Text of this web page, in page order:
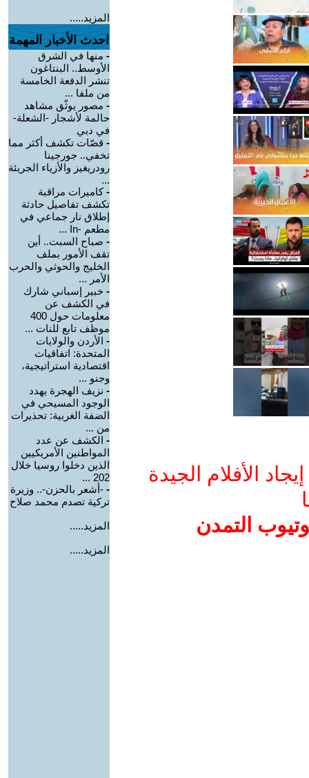
الأفلام الجيدة
التمدن
المزيد.....
احدث الأخبار المهمة
- منها في الشرق
الأوسط.. البنتاغون
تنشر الدفعة الخامسة
من ملفا ...
- مصور يوثّق مشاهد
حالمة لأشجار -الشعلة-
في دبي
- قصّات تكشف أكثر مما
تخفي.. جورجينا
رودريغيز والأزياء الجريئة
...
-كاميرات مراقبة
تكشف تفاصيل حادثة
إطلاق نار جماعي في
مطعم -In ...
- صباح السبت.. أين
تقف الأمور بملف
الخليج والحوثي والحرب
الأمر ...
- خبير إسباني شارك
في الكشف عن
معلومات حول 400
موظف تابع للنات ...
- الأردن والولايات
المتحدة: اتفاقيات
اقتصادية استراتيجية،
وجنو ...
- نزيف الهجرة يهدد
الوجود المسيحي في
الضفة الغربية: تحذيرات
من ...
- الكشف عن عدد
المواطنين الأمريكيين
الذين دخلوا روسيا خلال
202 ...
- -أشعر بالحزن-.. وزيرة
تركية تصدم محمد صلاح
المزيد.....
المزيد.....